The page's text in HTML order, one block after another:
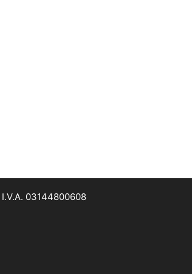
03144800608